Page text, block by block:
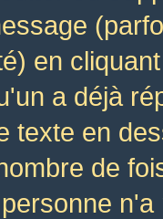
en
a déjà
texte en
de